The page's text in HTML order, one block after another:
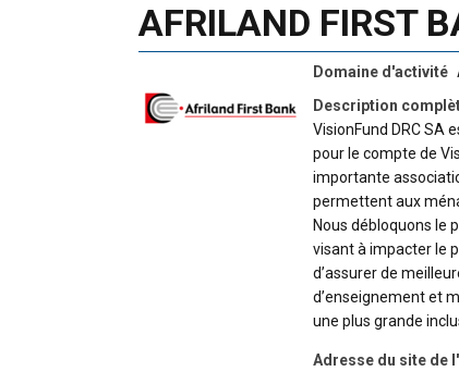
AFRILAND FIRST
Domaine d'activité
Description
VisionFund DRC SA
pour le compte de
importante
permettent aux
Nous débloquons le
visant à impacter le
d’assurer de
d’enseignement et
une plus grande
Adresse du site de